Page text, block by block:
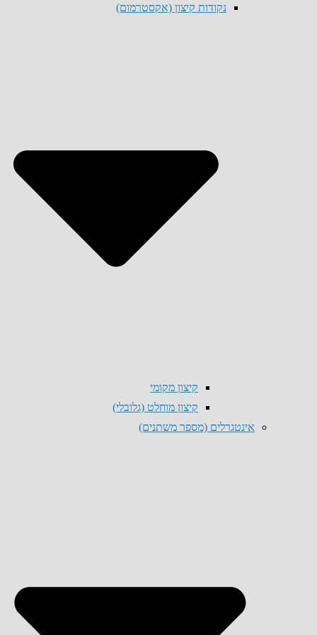
נקודות קיצון (אקסטרמום)
קיצון מקומי
קיצון מוחלט (גלובלי)
אינטגרלים (מספר משתנים)